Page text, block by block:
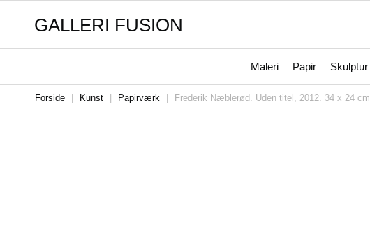
GALLERI FUSION
Maleri Papir Skulptur
Forside Kunst Papirværk Frederik Næblerød. Uden titel, 2012. 34 x 24 cm